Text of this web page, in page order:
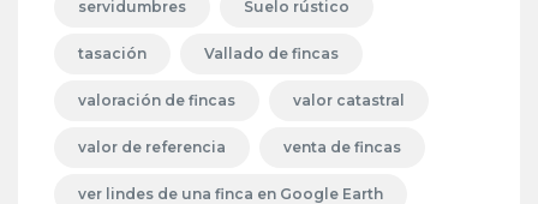
servidumbres Suelo rústico
tasación Vallado de fincas
valoración de fincas valor catastral
valor de referencia venta de fincas
ver lindes de una finca en Google Earth